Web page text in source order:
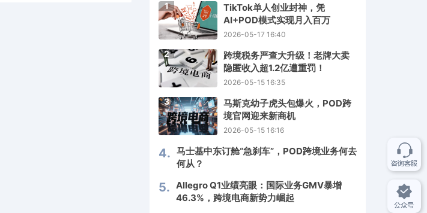
1
TikTok单人创业封神，凭
AI+POD模式实现月入百万
2026-05-17 16:40
2
跨境税务严查大升级！老牌大卖
隐匿收入超1.2亿遭重罚！
2026-05-15 16:35
3
马斯克幼子虎头包爆火，POD跨
境官网迎来新商机
2026-05-15 16:16
4. 马士基中东订舱“急刹车”，POD跨境业务何去
何从？
5. Allegro Q1业绩亮眼：国际业务GMV暴增
46.3%，跨境电商新势力崛起